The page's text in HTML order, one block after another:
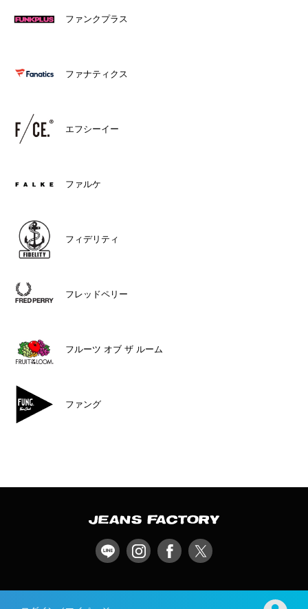
ファンクプラス
ファナティクス
エフシーイー
ファルケ
フィデリティ
フレッドペリー
フルーツ オブ ザ ルーム
ファング